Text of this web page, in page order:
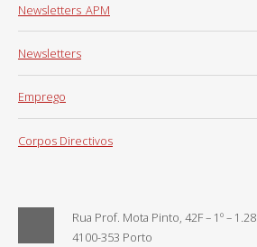
Newsletters_APM
Newsletters
Emprego
Corpos Directivos
Rua Prof. Mota Pinto, 42F – 1º – 1.28
4100-353 Porto